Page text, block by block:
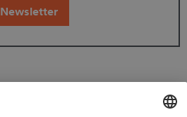
Newsletter